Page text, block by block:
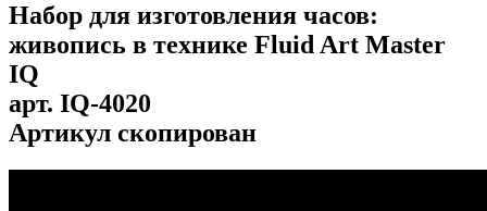
Набор для изготовления часов:
живопись в технике Fluid Art Master
IQ
арт. IQ-4020
Артикул скопирован